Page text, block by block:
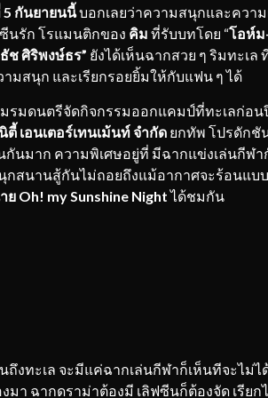
กันยายนนี้บอกเลยว่าความสนุกและควา
นรัก โรแมนติกของ คิม ที่รับบทโดย “โอห์ม
ช ศิริพงษ์ธร” ยังได้เห็นฉากสวย ๆ ริมทะเ
ามสนุก และเรียกรอยยิ้มให้กับแฟน ๆ ได้
ดนตรีจัดกิจกรรมออกแคมป์ที่ทะเลก่อน
อนเตอร์เทนเม้นท์ จำกัดยกทัพ โปรดักชั
นมาก ความพิเศษอยู่ที่ มีฉากแข่งเล่นกีฬ
สนานสู้กันไม่ถอยถึงแม้อากาศจะร้อนแบ
ย Oh! my Sunshine Nightได้ชมกัน
ะเล จะมีแค่ฉากเล่นกีฬาก็เห็นทีจะไม่ได้
า ฉากดราม่าต้องมี เลิฟซีนก็ต้องจัด เรียก